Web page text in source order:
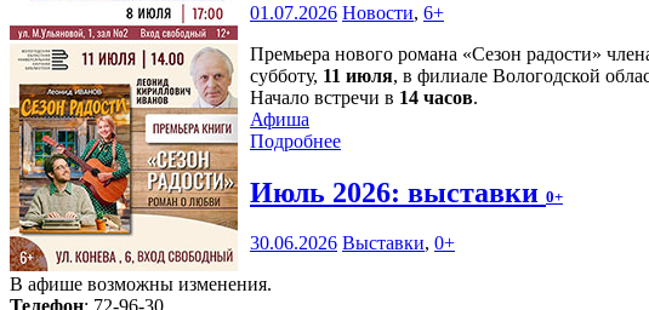
01.07.2026 Новости, 6+
Премьера нового романа «Сезон радости»
субботу, 11 июля, в филиале Вологодской
Начало встречи в 14 часов.
Афиша
Подробнее
Июль 2026: выставки 0+
30.06.2026 Выставки, 0+
В афише возможны изменения.